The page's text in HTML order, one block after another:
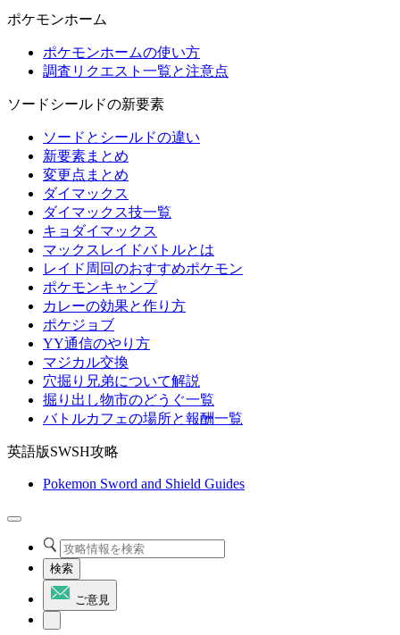
ポケモンホーム
ポケモンホームの使い方
調査リクエスト一覧と注意点
ソードシールドの新要素
ソードとシールドの違い
新要素まとめ
変更点まとめ
ダイマックス
ダイマックス技一覧
キョダイマックス
マックスレイドバトルとは
レイド周回のおすすめポケモン
ポケモンキャンプ
カレーの効果と作り方
ポケジョブ
YY通信のやり方
マジカル交換
穴掘り兄弟について解説
掘り出し物市のどうぐ一覧
バトルカフェの場所と報酬一覧
英語版SWSH攻略
Pokemon Sword and Shield Guides
検索
ご意見